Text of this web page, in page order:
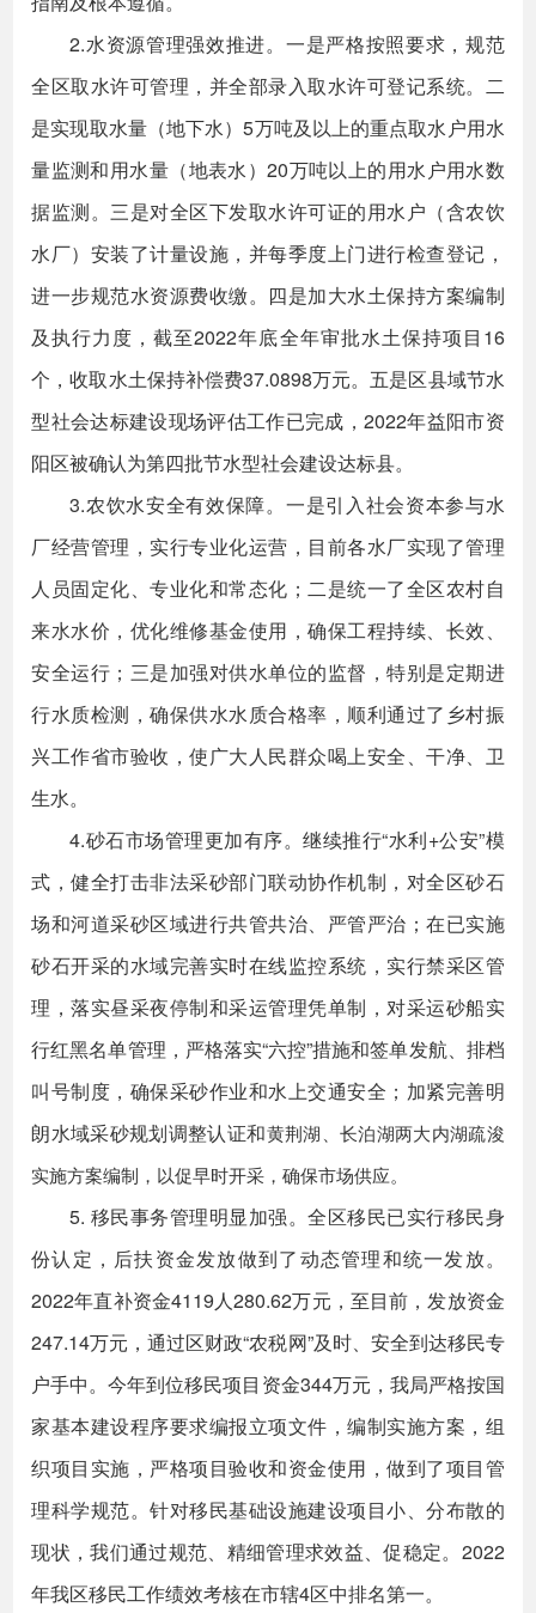
2.水资源管理强效推进。一是严格按照要求，规范
全区取水许可管理，并全部录入取水许可登记系统。二
是实现取水量（地下水）5万吨及以上的重点取水户用水
量监测和用水量（地表水）20万吨以上的用水户用水数
据监测。三是对全区下发取水许可证的用水户（含农饮
水厂）安装了计量设施，并每季度上门进行检查登记，
进一步规范水资源费收缴。四是加大水土保持方案编制
及执行力度，截至2022年底全年审批水土保持项目16
个，收取水土保持补偿费37.0898万元。五是区县域节水
型社会达标建设现场评估工作已完成，2022年益阳市资
阳区被确认为第四批节水型社会建设达标县。
3.农饮水安全有效保障。一是引入社会资本参与水
厂经营管理，实行专业化运营，目前各水厂实现了管理
人员固定化、专业化和常态化；二是统一了全区农村自
来水水价，优化维修基金使用，确保工程持续、长效、
安全运行；三是加强对供水单位的监督，特别是定期进
行水质检测，确保供水水质合格率，顺利通过了乡村振
兴工作省市验收，使广大人民群众喝上安全、干净、卫
生水。
4.砂石市场管理更加有序。继续推行“水利+公安”模
式，健全打击非法采砂部门联动协作机制，对全区砂石
场和河道采砂区域进行共管共治、严管严治；在已实施
砂石开采的水域完善实时在线监控系统，实行禁采区管
理，落实昼采夜停制和采运管理凭单制，对采运砂船实
行红黑名单管理，严格落实“六控”措施和签单发航、排档
叫号制度，确保采砂作业和水上交通安全；加紧完善明
朗水域采砂规划调整认证和黄荆湖、长泊湖两大内湖疏浚
实施方案编制，以促早时开采，确保市场供应。
5. 移民事务管理明显加强。全区移民已实行移民身
份认定，后扶资金发放做到了动态管理和统一发放。
2022年直补资金4119人280.62万元，至目前，发放资金
247.14万元，通过区财政“农税网”及时、安全到达移民专
户手中。今年到位移民项目资金344万元，我局严格按国
家基本建设程序要求编报立项文件，编制实施方案，组
织项目实施，严格项目验收和资金使用，做到了项目管
理科学规范。针对移民基础设施建设项目小、分布散的
现状，我们通过规范、精细管理求效益、促稳定。2022
年我区移民工作绩效考核在市辖4区中排名第一。